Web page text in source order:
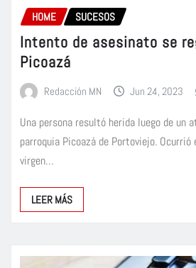
HOME SUCESOS
Intento de asesinato se
Picoazá
Redacción MN Jun 24, 2023
Una persona resultó herida luego de un
parroquia Picoazá de Portoviejo.
virgen…
LEER MÁS